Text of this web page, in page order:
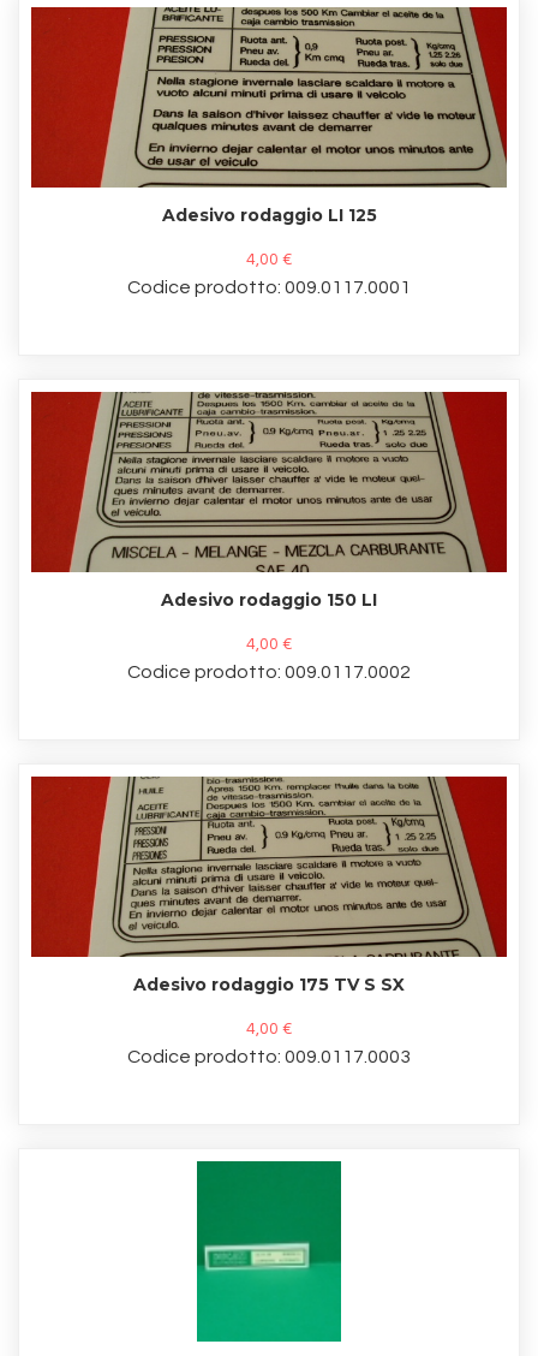
Adesivo rodaggio LI 125
4,00 €
Codice prodotto: 009.0117.0001
Adesivo rodaggio 150 LI
4,00 €
Codice prodotto: 009.0117.0002
Adesivo rodaggio 175 TV S SX
4,00 €
Codice prodotto: 009.0117.0003